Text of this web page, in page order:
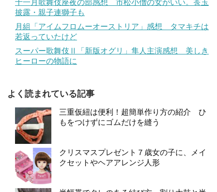
十一月歌舞伎座夜の部感想 市松小僧の女がいい。莟玉
披露・親子連獅子も
月組「アイムフロムーオーストリア」感想 タマキチは
若返っていたけど
スーパー歌舞伎Ⅱ「新版オグリ」隼人主演感想 美しき
ヒーローの物語に
よく読まれている記事
三重仮紐は便利！超簡単作り方の紹介 ひ
もをつけずにゴムだけを縫う
クリスマスプレゼント７歳女の子に、メイ
クセットやヘアアレンジ人形